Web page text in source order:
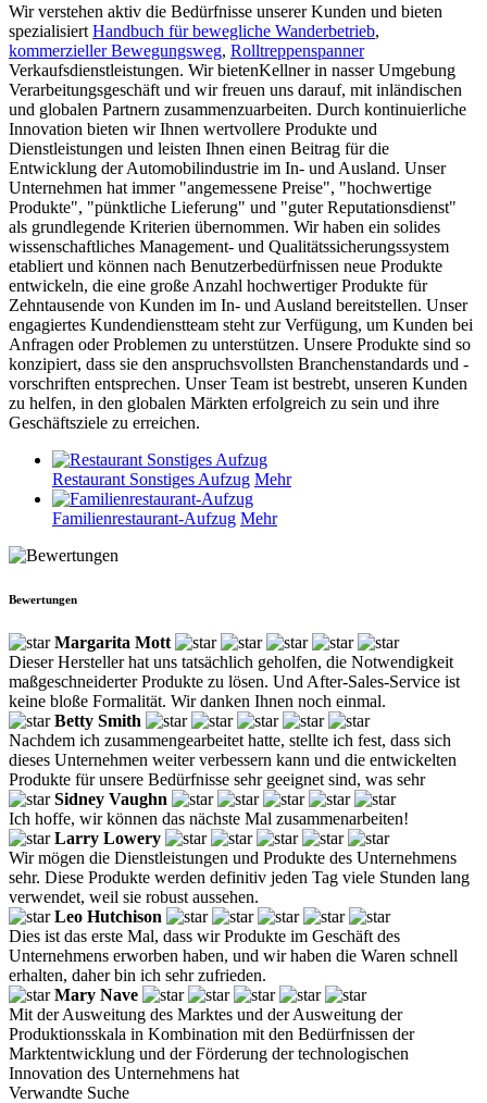
Wir verstehen aktiv die Bedürfnisse unserer Kunden und bieten
spezialisiert Handbuch für bewegliche Wanderbetrieb,
kommerzieller Bewegungsweg, Rolltreppenspanner
Verkaufsdienstleistungen. Wir bietenKellner in nasser Umgebung
Verarbeitungsgeschäft und wir freuen uns darauf, mit inländischen
und globalen Partnern zusammenzuarbeiten. Durch kontinuierliche
Innovation bieten wir Ihnen wertvollere Produkte und
Dienstleistungen und leisten Ihnen einen Beitrag für die
Entwicklung der Automobilindustrie im In- und Ausland. Unser
Unternehmen hat immer "angemessene Preise", "hochwertige
Produkte", "pünktliche Lieferung" und "guter Reputationsdienst"
als grundlegende Kriterien übernommen. Wir haben ein solides
wissenschaftliches Management- und Qualitätssicherungssystem
etabliert und können nach Benutzerbedürfnissen neue Produkte
entwickeln, die eine große Anzahl hochwertiger Produkte für
Zehntausende von Kunden im In- und Ausland bereitstellen. Unser
engagiertes Kundendienstteam steht zur Verfügung, um Kunden bei
Anfragen oder Problemen zu unterstützen. Unsere Produkte sind so
konzipiert, dass sie den anspruchsvollsten Branchenstandards und -
vorschriften entsprechen. Unser Team ist bestrebt, unseren Kunden
zu helfen, in den globalen Märkten erfolgreich zu sein und ihre
Geschäftsziele zu erreichen.
Restaurant Sonstiges Aufzug Mehr
Familienrestaurant-Aufzug Mehr
Bewertungen
Margarita Mott
Dieser Hersteller hat uns tatsächlich geholfen, die Notwendigkeit
maßgeschneiderter Produkte zu lösen. Und After-Sales-Service ist
keine bloße Formalität. Wir danken Ihnen noch einmal.
Betty Smith
Nachdem ich zusammengearbeitet hatte, stellte ich fest, dass sich
dieses Unternehmen weiter verbessern kann und die entwickelten
Produkte für unsere Bedürfnisse sehr geeignet sind, was sehr
Sidney Vaughn
Ich hoffe, wir können das nächste Mal zusammenarbeiten!
Larry Lowery
Wir mögen die Dienstleistungen und Produkte des Unternehmens
sehr. Diese Produkte werden definitiv jeden Tag viele Stunden lang
verwendet, weil sie robust aussehen.
Leo Hutchison
Dies ist das erste Mal, dass wir Produkte im Geschäft des
Unternehmens erworben haben, und wir haben die Waren schnell
erhalten, daher bin ich sehr zufrieden.
Mary Nave
Mit der Ausweitung des Marktes und der Ausweitung der
Produktionsskala in Kombination mit den Bedürfnissen der
Marktentwicklung und der Förderung der technologischen
Innovation des Unternehmens hat
Verwandte Suche